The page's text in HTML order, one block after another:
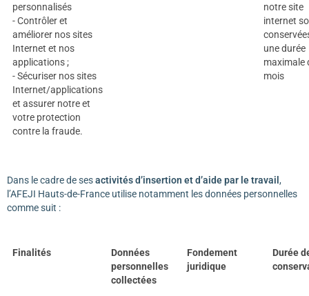
personnalisés
- Contrôler et
améliorer nos sites
Internet et nos
applications ;
- Sécuriser nos sites
Internet/applications
et assurer notre et
votre protection
contre la fraude.
notre site
internet
une durée
maximale
mois
Dans le cadre de sesactivités d’insertion et d’aide par le travail ,
l’AFEJI Hauts-de-France utilise notamment les données personnelles
comme suit :
Finalités
Données
personnelles
collectées
Fondement
juridique
Durée